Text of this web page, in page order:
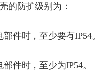
的防护级别为：
件时，至少要有IP54。
件时，至少为IP54。